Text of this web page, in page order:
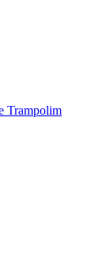
Trampolim